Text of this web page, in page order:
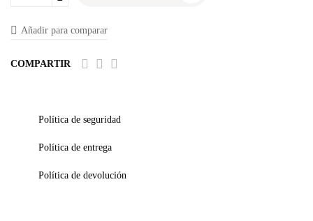
Añadir para comparar
COMPARTIR
Política de seguridad
Política de entrega
Política de devolución